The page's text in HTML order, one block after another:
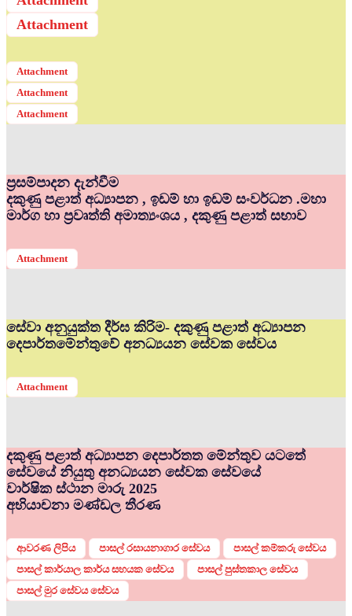
Attachment
Attachment
Attachment
Attachment
ප්‍රසම්පාදන දැන්වීම
දකුණු පළාත් අධ්‍යාපන , ඉඩම් හා ඉඩම් සංවර්ධන .මහා
මාර්ග හා ප්‍රවෘත්ති අමාත්‍යංශය , දකුණු පළාත් සභාව
Attachment
සේවා අනුයුක්ත දීර්ඝ කිරිම- දකුණු පළාත් අධ්‍යාපන
දෙපාර්තමේන්තුවේ අනධ්‍යයන සේවක සේවය
Attachment
දකුණු පළාත් අධ්‍යාපන දෙපාර්තත මේන්තුව යටතේ
සේවයේ නියුතු අනධ්‍යයන සේවක සේවයේ
වාර්ෂික ස්ථාන මාරු 2025
අභියාචනා මණ්ඩල තීරණ
ආවරණ ලිපිය පාසල් රසායනාගාර සේවය
පාසල් කම්කරු සේවය
පාසල් කාර්යාල කාර්ය සහයක සේවය
පාසල් පුස්තකාල සේවය
පාසල් මුර සේවය සේවය